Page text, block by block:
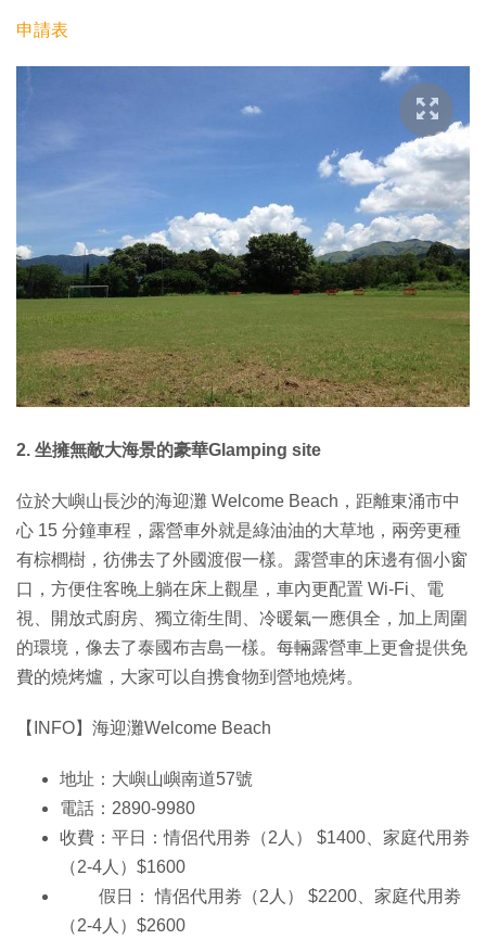
申請表
2. 坐擁無敵大海景的豪華Glamping site
位於大嶼山長沙的海迎灘 Welcome Beach，距離東涌市中
心 15 分鐘車程，露營車外就是綠油油的大草地，兩旁更種
有棕櫚樹，彷佛去了外國渡假一樣。露營車的床邊有個小窗
口，方便住客晚上躺在床上觀星，車內更配置 Wi-Fi、電
視、開放式廚房、獨立衛生間、冷暖氣一應俱全，加上周圍
的環境，像去了泰國布吉島一樣。每輛露營車上更會提供免
費的燒烤爐，大家可以自携食物到營地燒烤。
【INFO】海迎灘Welcome Beach
地址：大嶼山嶼南道57號
電話：2890-9980
收費：平日：情侶代用劵（2人） $1400、家庭代用劵
（2-4人）$1600
假日： 情侶代用劵（2人） $2200、家庭代用劵
（2-4人）$2600